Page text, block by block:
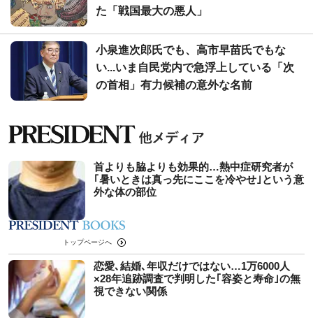
た「戦国最大の悪人」
小泉進次郎氏でも、高市早苗氏でもな
い...いま自民党内で急浮上している「次
の首相」有力候補の意外な名前
首よりも脇よりも効果的…熱中症研究者が
｢暑いときは真っ先にここを冷やせ｣という意
外な体の部位
トップページへ
恋愛､結婚､年収だけではない…1万6000人
×28年追跡調査で判明した｢容姿と寿命｣の無
視できない関係